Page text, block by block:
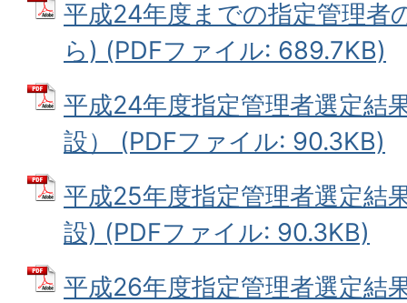
平成24年度までの指定管理者
ら) (PDFファイル: 689.7KB)
平成24年度指定管理者選定結
設） (PDFファイル: 90.3KB)
平成25年度指定管理者選定結
設) (PDFファイル: 90.3KB)
平成26年度指定管理者選定結